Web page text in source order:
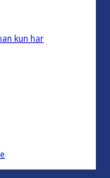
kun har